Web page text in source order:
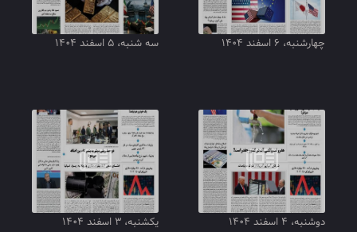
چهارشنبه، ۶ اسفند ۱۴۰۴ سه شنبه، ۵ اسفند ۱۴۰۴
دوشنبه، ۴ اسفند ۱۴۰۴ یکشنبه، ۳ اسفند ۱۴۰۴